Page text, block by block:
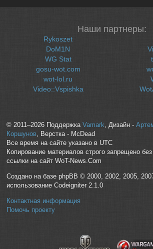
Наши партнеры:
Rykoszet
DoM1N
WG Stat
gosu-wot.com
wot-lol.ru
Video::Vspishka
© 2011–2026 Поддержка Vamark, Дизайн -
Коршунов, Верстка - McDead
Все время на сайте указано в UTC
Копирование материалов строго запрещено
ссылки на сайт WoT-News.Com
Создано на базе phpBB © 2000, 2002, 2005,
использование Codeigniter 2.1.0
Контактная информация
Помочь проекту